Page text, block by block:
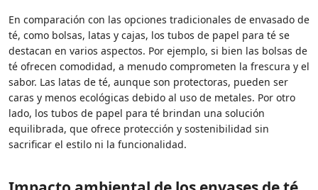
En comparación con las opciones tradicionales de envasado de
té, como bolsas, latas y cajas, los tubos de papel para té se
destacan en varios aspectos. Por ejemplo, si bien las bolsas de
té ofrecen comodidad, a menudo comprometen la frescura y el
sabor. Las latas de té, aunque son protectoras, pueden ser
caras y menos ecológicas debido al uso de metales. Por otro
lado, los tubos de papel para té brindan una solución
equilibrada, que ofrece protección y sostenibilidad sin
sacrificar el estilo ni la funcionalidad.